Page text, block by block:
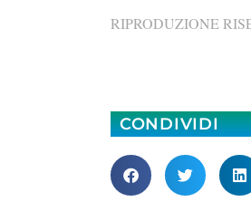
RIPRODUZIONE
CONDIVIDI